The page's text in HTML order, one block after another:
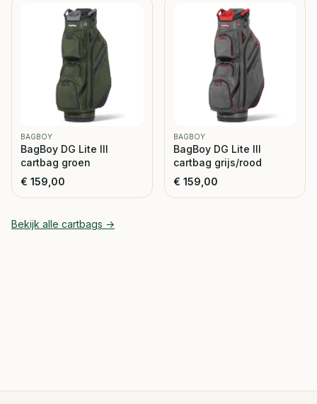
BAGBOY
BagBoy DG Lite III
cartbag groen
€ 159,00
BAGBOY
BagBoy DG Lite III
cartbag grijs/rood
€ 159,00
Bekijk alle cartbags →